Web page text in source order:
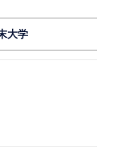
大学